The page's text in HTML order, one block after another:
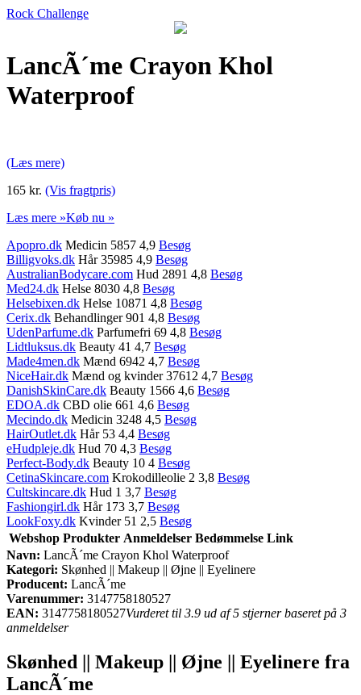
Rock Challenge
LancÃ´me Crayon Khol
Waterproof
(Læs mere)
165 kr. (Vis fragtpris)
Læs mere »Køb nu »
Apopro.dk Medicin 5857 4,9 Besøg
Billigvoks.dk Hår 35985 4,9 Besøg
AustralianBodycare.com Hud 2891 4,8 Besøg
Med24.dk Helse 8030 4,8 Besøg
Helsebixen.dk Helse 10871 4,8 Besøg
Cerix.dk Behandlinger 901 4,8 Besøg
UdenParfume.dk Parfumefri 69 4,8 Besøg
Lidtluksus.dk Beauty 41 4,7 Besøg
Made4men.dk Mænd 6942 4,7 Besøg
NiceHair.dk Mænd og kvinder 37612 4,7 Besøg
DanishSkinCare.dk Beauty 1566 4,6 Besøg
EDOA.dk CBD olie 661 4,6 Besøg
Mecindo.dk Medicin 3248 4,5 Besøg
HairOutlet.dk Hår 53 4,4 Besøg
eHudpleje.dk Hud 70 4,3 Besøg
Perfect-Body.dk Beauty 10 4 Besøg
CetinaSkincare.com Krokodilleolie 2 3,8 Besøg
Cultskincare.dk Hud 1 3,7 Besøg
Fashiongirl.dk Hår 173 3,7 Besøg
LookFoxy.dk Kvinder 51 2,5 Besøg
Webshop Produkter Anmeldelser Bedømmelse Link
Navn: LancÃ´me Crayon Khol Waterproof
Kategori: Skønhed || Makeup || Øjne || Eyelinere
Producent: LancÃ´me
Varenummer: 3147758180527
EAN: 3147758180527Vurderet til 3.9 ud af 5 stjerner baseret på 3
anmeldelser
Skønhed || Makeup || Øjne || Eyelinere fra
LancÃ´me